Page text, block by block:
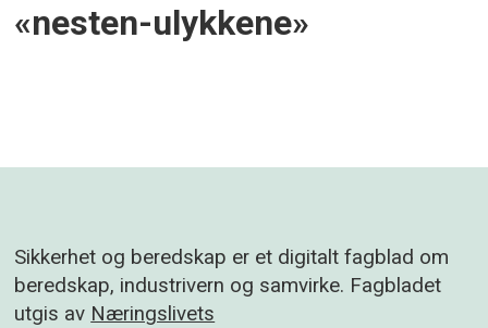
«nesten-ulykkene»
Sikkerhet og beredskap er et digitalt fagblad om
beredskap, industrivern og samvirke. Fagbladet
utgis av Næringslivets